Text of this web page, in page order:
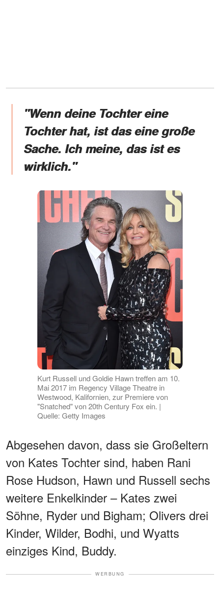
"Wenn deine Tochter eine
Tochter hat, ist das eine große
Sache. Ich meine, das ist es
wirklich."
Kurt Russell und Goldie Hawn treffen am 10.
Mai 2017 im Regency Village Theatre in
Westwood, Kalifornien, zur Premiere von
"Snatched" von 20th Century Fox ein. |
Quelle: Getty Images
Abgesehen davon, dass sie Großeltern
von Kates Tochter sind, haben Rani
Rose Hudson, Hawn und Russell sechs
weitere Enkelkinder – Kates zwei
Söhne, Ryder und Bigham; Olivers drei
Kinder, Wilder, Bodhi, und Wyatts
einziges Kind, Buddy.
WERBUNG